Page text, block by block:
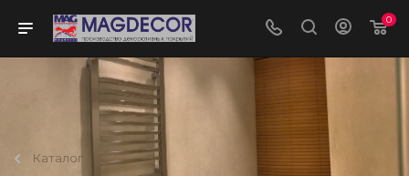
0
Каталог